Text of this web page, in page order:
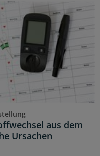
aus dem
Ursachen